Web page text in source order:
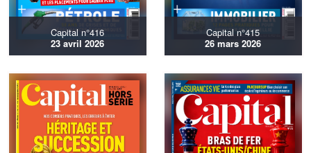
Capital n°416
23 avril 2026
Capital n°415
26 mars 2026